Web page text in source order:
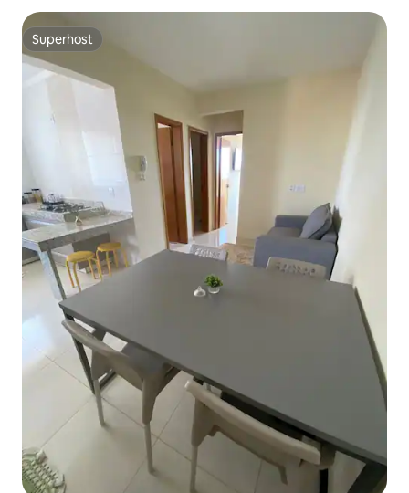
Superhost
Superhost